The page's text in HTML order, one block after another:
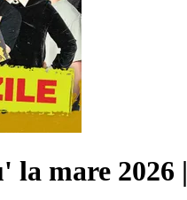
la mare 2026 |